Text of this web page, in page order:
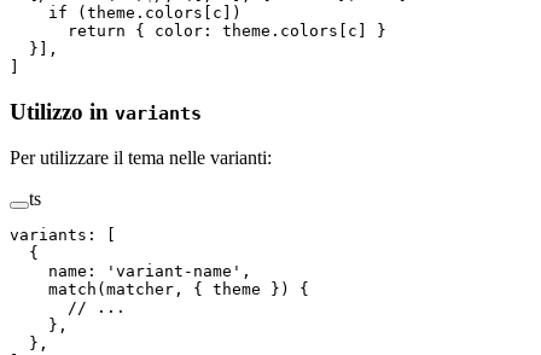
    if
( theme . colors c ])
      return
{ color : theme . colors c ] }
  }],
Utilizzo in variants
Per utilizzare il tema nelle varianti:
ts
variants :
  {
    name
: ' variant-name ' ,
    match
( matcher , { theme }) {
      // ...
    },
  },